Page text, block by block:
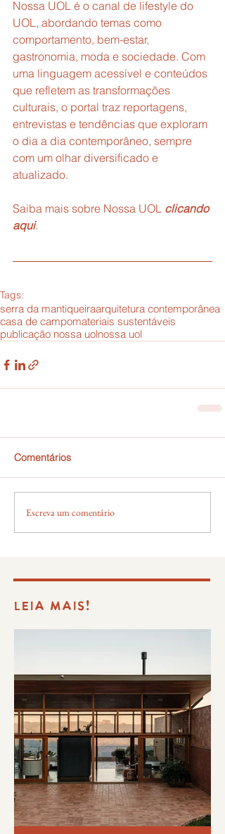
Nossa UOL é o canal de lifestyle do
UOL, abordando temas como
comportamento, bem-estar,
gastronomia, moda e sociedade. Com
uma linguagem acessível e conteúdos
que refletem as transformações
culturais, o portal traz reportagens,
entrevistas e tendências que exploram
o dia a dia contemporâneo, sempre
com um olhar diversificado e
atualizado.
Saiba mais sobre Nossa UOL clicando
aqui.
Tags:
serra da mantiqueiraarquitetura contemporânea
casa de campomateriais sustentáveis
publicação nossa uolnossa uol
Comentários
Escreva um comentário
LEIA MAIS!